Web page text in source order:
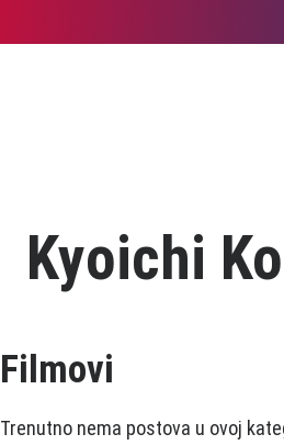
Kyoichi
Filmovi
Trenutno nema postova u ovoj